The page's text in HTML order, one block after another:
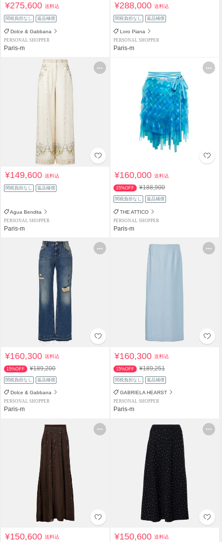
¥275,600送料込
関税負担なし 返品補償
Dolce & Gabbana
PERSONAL SHOPPER
Paris-m
¥288,000送料込
関税負担なし 返品補償
Loro Piana
PERSONAL SHOPPER
Paris-m
¥149,600送料込
関税負担なし 返品補償
Agua Bendita
PERSONAL SHOPPER
Paris-m
¥160,000送料込
15%OFF ¥188,900
関税負担なし 返品補償
THE ATTICO
PERSONAL SHOPPER
Paris-m
¥160,300送料込
15%OFF ¥189,200
関税負担なし 返品補償
Dolce & Gabbana
PERSONAL SHOPPER
Paris-m
¥160,300送料込
15%OFF ¥189,251
関税負担なし 返品補償
GABRIELA HEARST
PERSONAL SHOPPER
Paris-m
¥150,600送料込 ¥150,600送料込